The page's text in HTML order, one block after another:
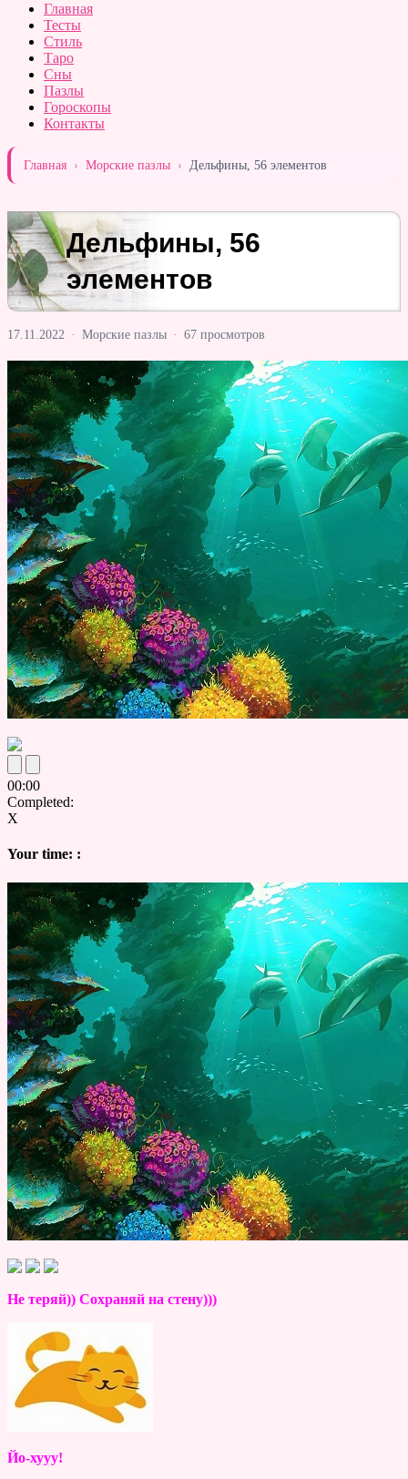
Главная
Тесты
Стиль
Таро
Сны
Пазлы
Гороскопы
Контакты
Главная › Морские пазлы › Дельфины, 56 элементов
Дельфины, 56
элементов
17.11.2022 · Морские пазлы · 67 просмотров
00:00
Completed:
X
Your time: :
Не теряй)) Сохраняй на стену)))
Йо-хууу!